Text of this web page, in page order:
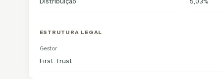
ESTRUTURA LEGAL
Gestor
First Trust